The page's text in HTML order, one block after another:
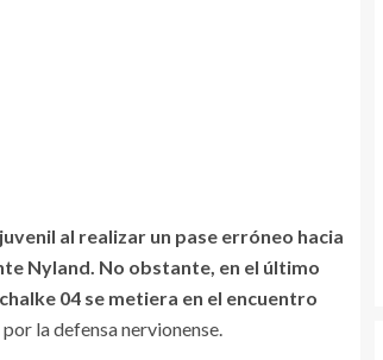
al realizar un pase erróneo hacia
Nyland. No obstante, en el último
04 se metiera en el encuentro
la defensa nervionense.